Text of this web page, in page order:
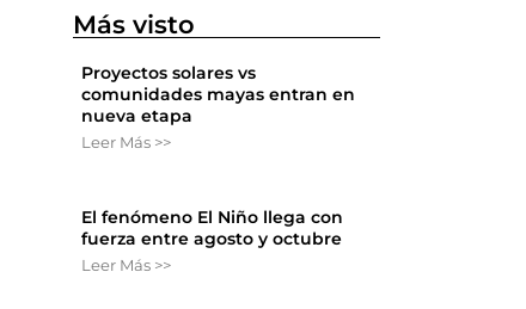
Más visto
Proyectos solares vs
comunidades mayas entran en
nueva etapa
Leer Más >>
El fenómeno El Niño llega con
fuerza entre agosto y octubre
Leer Más >>